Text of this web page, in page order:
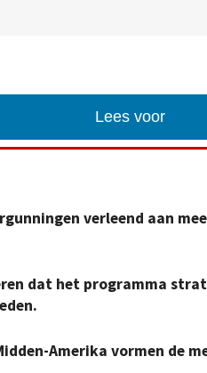
Lees voor
verleend aan
dat het programma
Amerika vormen de